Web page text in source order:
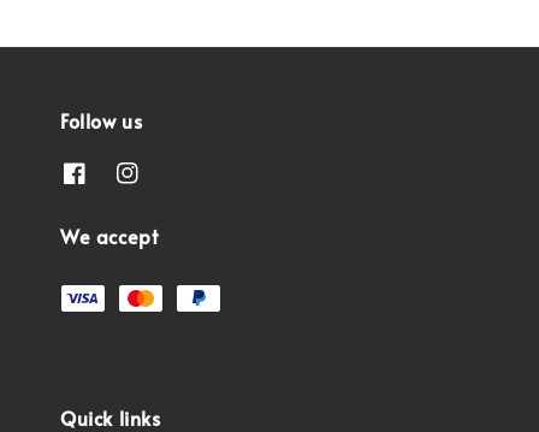
Follow us
We accept
Quick links